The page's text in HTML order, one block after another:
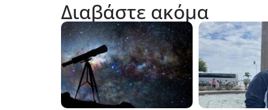
Διαβάστε ακόμα